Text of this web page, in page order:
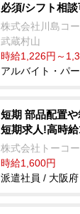
必須/シフト相
株式会社川島コ
武蔵村山
時給1,226円～
アルバイト・パ
短期 部品配置
短期求人!高時
株式会社トーコー
時給1,600円
派遣社員 / 大阪府